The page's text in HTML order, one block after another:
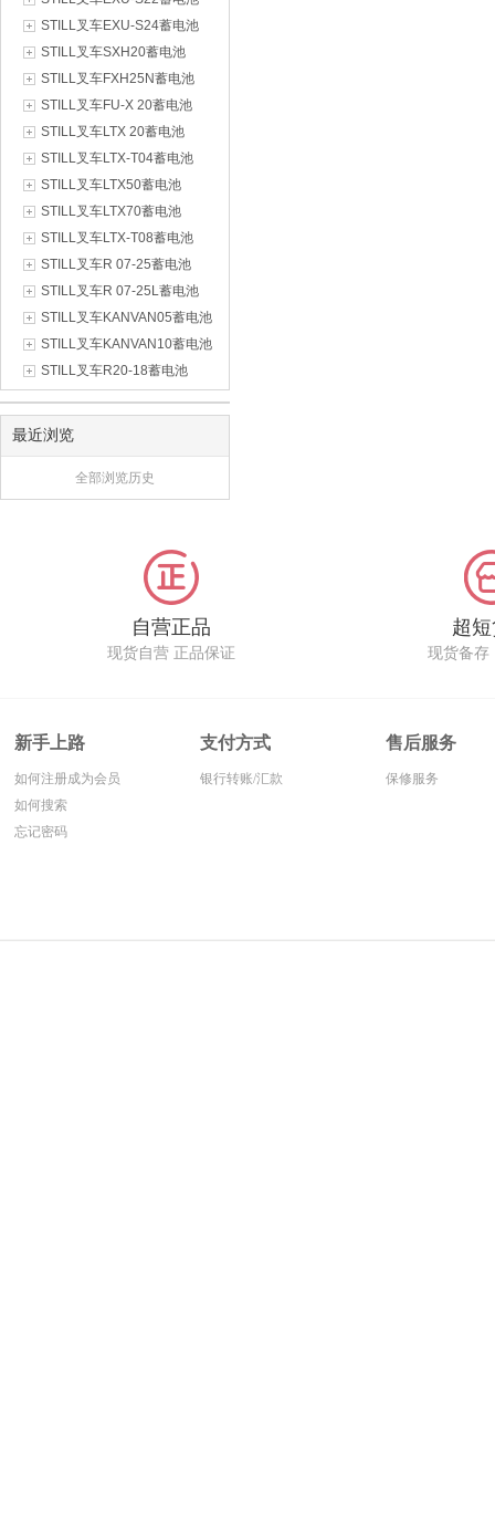
STILL叉车EXU-S24蓄电池
STILL叉车SXH20蓄电池
STILL叉车FXH25N蓄电池
STILL叉车FU-X 20蓄电池
STILL叉车LTX 20蓄电池
STILL叉车LTX-T04蓄电池
STILL叉车LTX50蓄电池
STILL叉车LTX70蓄电池
STILL叉车LTX-T08蓄电池
STILL叉车R 07-25蓄电池
STILL叉车R 07-25L蓄电池
STILL叉车KANVAN05蓄电池
STILL叉车KANVAN10蓄电池
STILL叉车R20-18蓄电池
最近浏览
全部浏览历史
自营正品
现货自营 正品保证
超
现货备存
新手上路
如何注册成为会员
如何搜索
忘记密码
支付方式
银行转账/汇款
售后服务
保修服务